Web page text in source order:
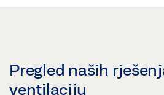
Pregled naših
ventilaciju